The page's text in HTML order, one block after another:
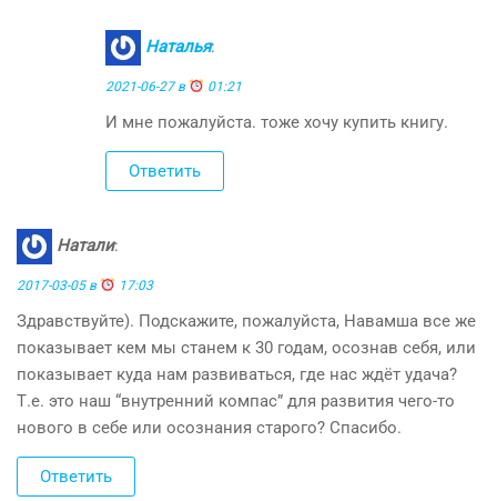
Наталья:
2021-06-27 в 01:21
И мне пожалуйста. тоже хочу купить книгу.
Ответить
Натали:
2017-03-05 в 17:03
Здравствуйте). Подскажите, пожалуйста, Навамша все же
показывает кем мы станем к 30 годам, осознав себя, или
показывает куда нам развиваться, где нас ждёт удача?
Т.е. это наш “внутренний компас” для развития чего-то
нового в себе или осознания старого? Спасибо.
Ответить